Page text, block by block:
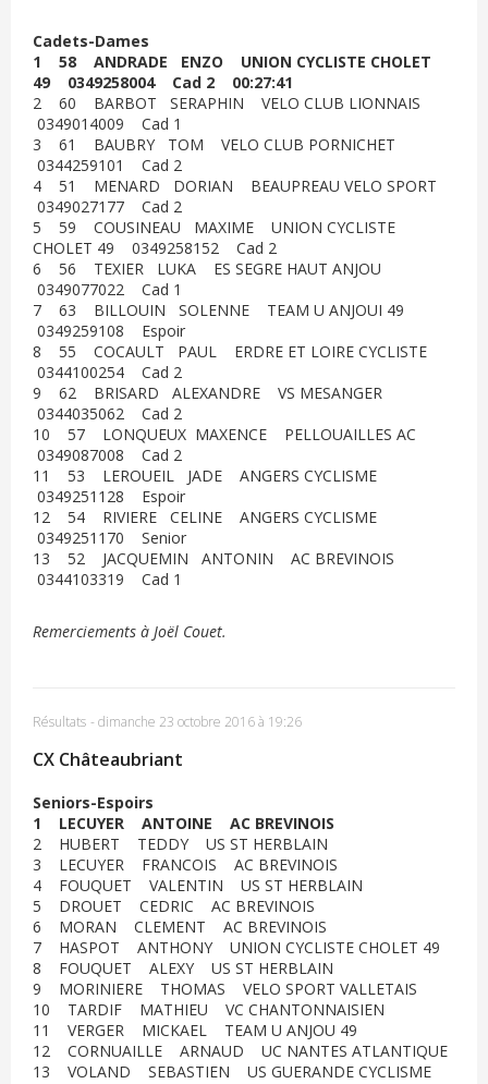
Cadets-Dames
1 58 ANDRADE ENZO UNION CYCLISTE CHOLET
49 0349258004 Cad 2 00:27:41
2 60 BARBOT SERAPHIN VELO CLUB LIONNAIS
0349014009 Cad 1
3 61 BAUBRY TOM VELO CLUB PORNICHET
0344259101 Cad 2
4 51 MENARD DORIAN BEAUPREAU VELO SPORT
0349027177 Cad 2
5 59 COUSINEAU MAXIME UNION CYCLISTE
CHOLET 49 0349258152 Cad 2
6 56 TEXIER LUKA ES SEGRE HAUT ANJOU
0349077022 Cad 1
7 63 BILLOUIN SOLENNE TEAM U ANJOUI 49
0349259108 Espoir
8 55 COCAULT PAUL ERDRE ET LOIRE CYCLISTE
0344100254 Cad 2
9 62 BRISARD ALEXANDRE VS MESANGER
0344035062 Cad 2
10 57 LONQUEUX MAXENCE PELLOUAILLES AC
0349087008 Cad 2
11 53 LEROUEIL JADE ANGERS CYCLISME
0349251128 Espoir
12 54 RIVIERE CELINE ANGERS CYCLISME
0349251170 Senior
13 52 JACQUEMIN ANTONIN AC BREVINOIS
0344103319 Cad 1
Remerciements à Joël Couet.
Résultats - dimanche 23 octobre 2016 à 19:26
CX Châteaubriant
Seniors-Espoirs
1 LECUYER ANTOINE AC BREVINOIS
2 HUBERT TEDDY US ST HERBLAIN
3 LECUYER FRANCOIS AC BREVINOIS
4 FOUQUET VALENTIN US ST HERBLAIN
5 DROUET CEDRIC AC BREVINOIS
6 MORAN CLEMENT AC BREVINOIS
7 HASPOT ANTHONY UNION CYCLISTE CHOLET 49
8 FOUQUET ALEXY US ST HERBLAIN
9 MORINIERE THOMAS VELO SPORT VALLETAIS
10 TARDIF MATHIEU VC CHANTONNAISIEN
11 VERGER MICKAEL TEAM U ANJOU 49
12 CORNUAILLE ARNAUD UC NANTES ATLANTIQUE
13 VOLAND SEBASTIEN US GUERANDE CYCLISME